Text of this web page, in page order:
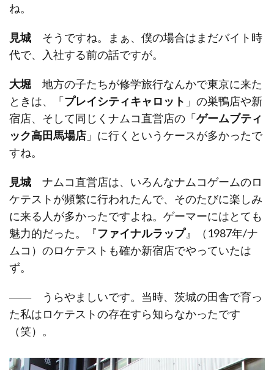
ね。
見城 そうですね。まぁ、僕の場合はまだバイト時
代で、入社する前の話ですが。
大堀 地方の子たちが修学旅行なんかで東京に来た
ときは、「プレイシティキャロット 」の巣鴨店や新
宿店、そして同じくナムコ直営店の「ゲームブティ
ック高田馬場店 」に行くというケースが多かったで
すね。
見城 ナムコ直営店は、いろんなナムコゲームのロ
ケテストが頻繁に行われたんで、そのたびに楽しみ
に来る人が多かったですよね。ゲーマーにはとても
魅力的だった。『ファイナルラップ』（1987年/ナ
ムコ）のロケテストも確か新宿店でやっていたは
ず。
―― うらやましいです。当時、茨城の田舎で育っ
た私はロケテストの存在すら知らなかったです
（笑）。